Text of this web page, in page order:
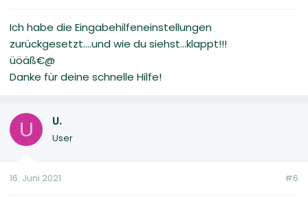
Ich habe die Eingabehilfeneinstellungen
zurückgesetzt....und wie du siehst...klappt!!!
üöäß€@
Danke für deine schnelle Hilfe!
U U.
User
16. Juni 2021 #6